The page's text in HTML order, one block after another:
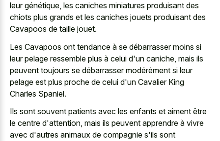
leur génétique, les caniches miniatures produisant des
chiots plus grands et les caniches jouets produisant des
Cavapoos de taille jouet.
Les Cavapoos ont tendance à se débarrasser moins si
leur pelage ressemble plus à celui d'un caniche, mais ils
peuvent toujours se débarrasser modérément si leur
pelage est plus proche de celui d'un Cavalier King
Charles Spaniel.
Ils sont souvent patients avec les enfants et aiment être
le centre d'attention, mais ils peuvent apprendre à vivre
avec d'autres animaux de compagnie s'ils sont